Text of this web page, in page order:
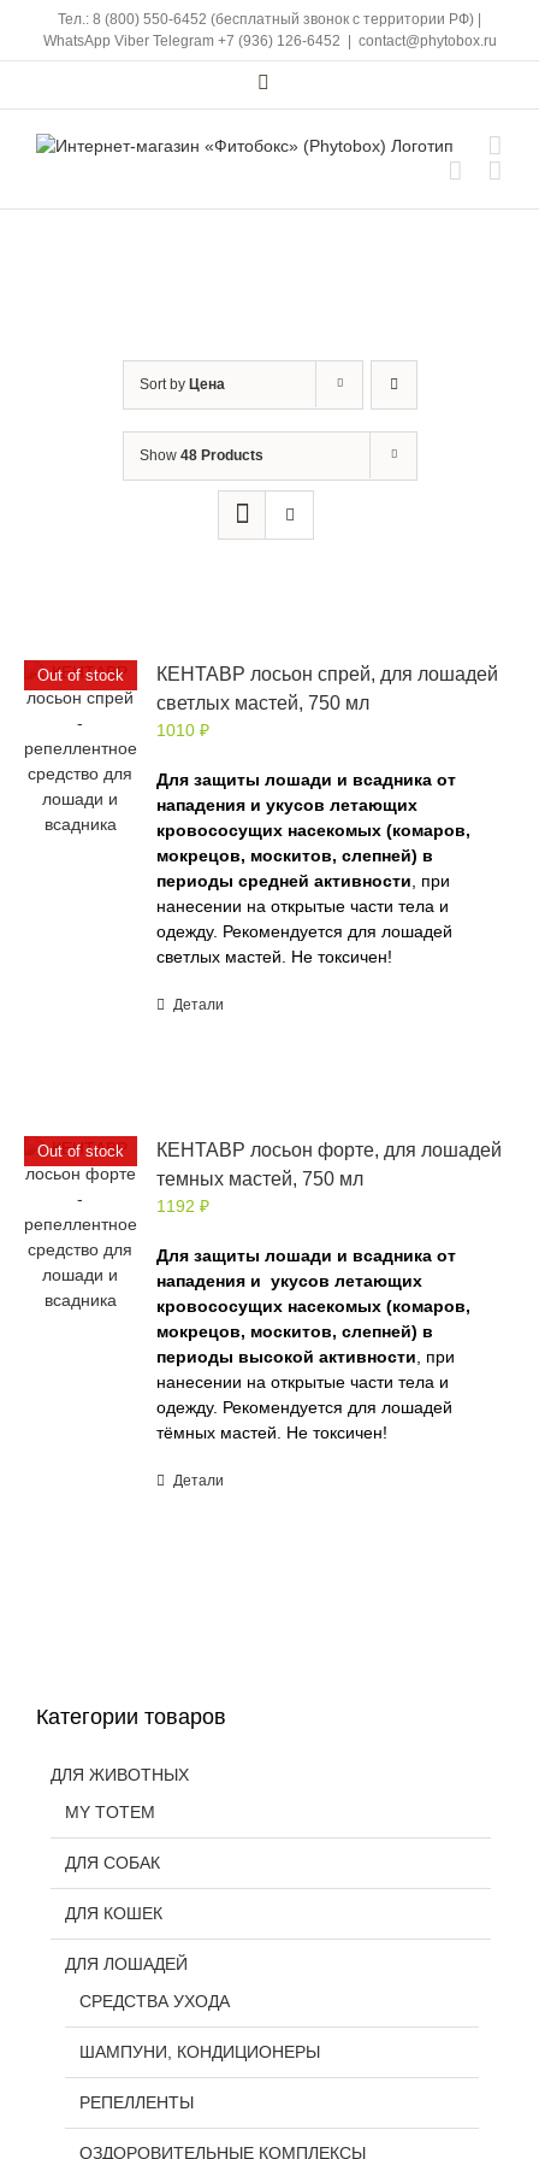
content
Тел.: 8 (800) 550-6452 (бесплатный звонок с территории РФ)
WhatsApp Viber Telegram +7 (936) 126-6452 contact@phytobox.ru
Sort by Цена
Show 48 Products
Out of stock
КЕНТАВР лосьон спрей, для лошадей
светлых мастей, 750 мл
1010₽
Для защиты лошади и всадника от
нападения и укусов летающих
кровососущих насекомых (комаров,
мокрецов, москитов, слепней) в
периоды средней активности, при
нанесении на открытые части тела и
одежду. Рекомендуется для лошадей
светлых мастей. Не токсичен!
Детали
Out of stock
КЕНТАВР лосьон форте, для лошадей
темных мастей, 750 мл
1192₽
Для защиты лошади и всадника от
нападения и укусов летающих
кровососущих насекомых (комаров,
мокрецов, москитов, слепней) в
периоды высокой активности, при
нанесении на открытые части тела и
одежду. Рекомендуется для лошадей
тёмных мастей. Не токсичен!
Детали
Категории товаров
ДЛЯ ЖИВОТНЫХ
MY TOTEM
ДЛЯ СОБАК
ДЛЯ КОШЕК
ДЛЯ ЛОШАДЕЙ
СРЕДСТВА УХОДА
ШАМПУНИ, КОНДИЦИОНЕРЫ
РЕПЕЛЛЕНТЫ
ОЗДОРОВИТЕЛЬНЫЕ КОМПЛЕКСЫ